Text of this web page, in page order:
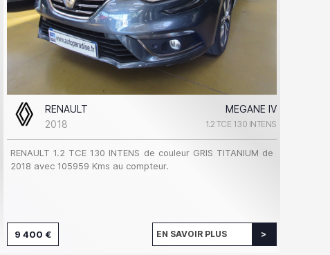
RENAULT
MEGANE IV
2018
1.2 TCE 130 INTENS
RENAULT 1.2 TCE 130 INTENS de couleur GRIS TITANIUM de
2018 avec 105959 Kms au compteur.
9 400 € EN SAVOIR PLUS